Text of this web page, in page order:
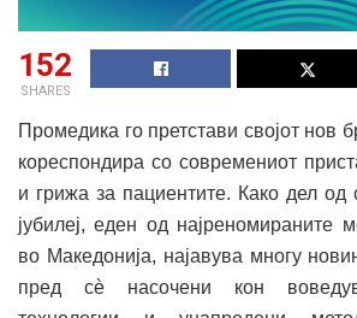
152
SHARES
Промедика го претстави својот нов
кореспондира со современиот
и грижа за пациентите. Како дел од
јубилеј, еден од најреномираните
во Македонија, најавува многу
пред сè насочени кон